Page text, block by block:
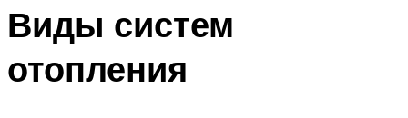
Виды систем
отопления